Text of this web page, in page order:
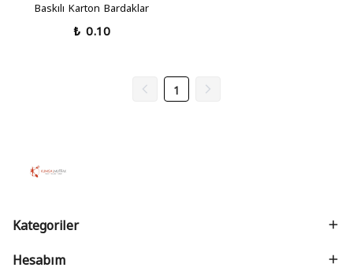
Baskılı Karton Bardaklar
₺ 0.10
1
Kategoriler
Hesabım